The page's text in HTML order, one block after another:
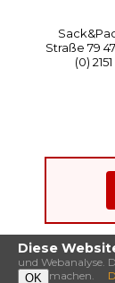
Straße 79
(0)
Diese
und Webanalyse.
machen.
OK